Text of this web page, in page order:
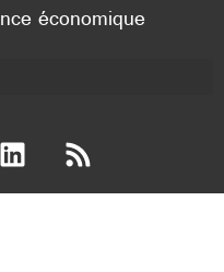
économique